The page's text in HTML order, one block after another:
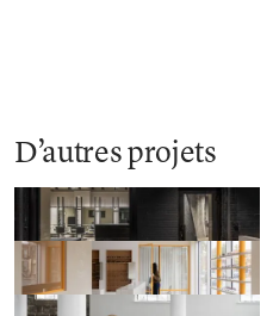
D’autres projets